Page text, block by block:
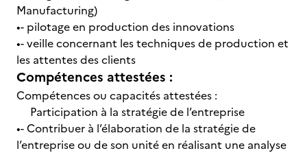
Manufacturing)
•- pilotage en production des innovations
•- veille concernant les techniques de production et
les attentes des clients
Compétences attestées :
Compétences ou capacités attestées :
Participation à la stratégie de l’entreprise
•- Contribuer à l’élaboration de la stratégie de
l’entreprise ou de son unité en réalisant une analyse